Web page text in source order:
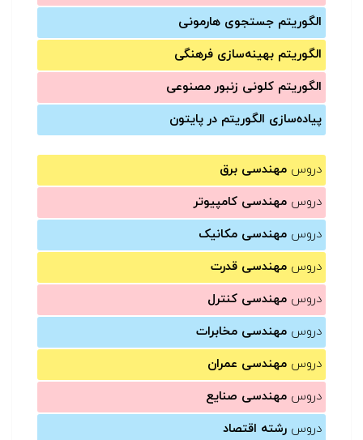
الگوریتم جستجوی هارمونی
الگوریتم بهینه‌سازی فرهنگی
الگوریتم کلونی زنبور مصنوعی
پیاده‌سازی الگوریتم در پایتون
دروس مهندسی برق
دروس مهندسی کامپیوتر
دروس مهندسی مکانیک
دروس مهندسی قدرت
دروس مهندسی کنترل
دروس مهندسی مخابرات
دروس مهندسی عمران
دروس مهندسی صنایع
دروس رشته اقتصاد